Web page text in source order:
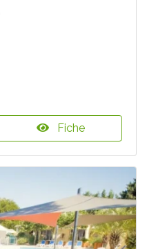
Fiche